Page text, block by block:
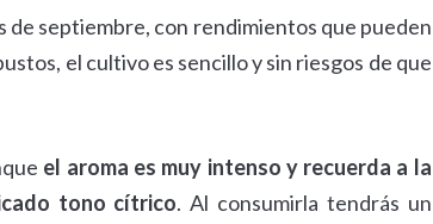
de septiembre, con rendimientos que pueden
el cultivo es sencillo y sin riesgos de que
el aroma es muy intenso y recuerda a la
tono cítrico. Al consumirla tendrás un